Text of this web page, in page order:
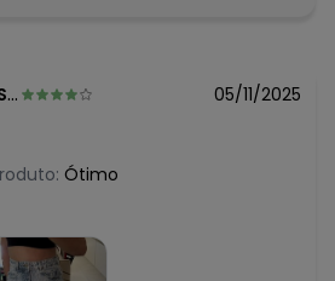
05/11/2025
Ótimo